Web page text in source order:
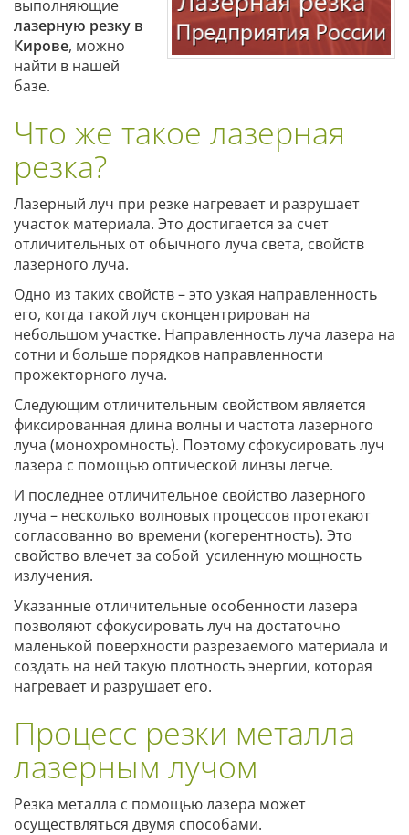
выполняющие
лазерную резку в
Кирове, можно
найти в нашей
базе.
Что же такое лазерная
резка?
Лазерный луч при резке нагревает и разрушает
участок материала. Это достигается за счет
отличительных от обычного луча света, свойств
лазерного луча.
Одно из таких свойств – это узкая направленность
его, когда такой луч сконцентрирован на
небольшом участке. Направленность луча лазера на
сотни и больше порядков направленности
прожекторного луча.
Следующим отличительным свойством является
фиксированная длина волны и частота лазерного
луча (монохромность). Поэтому сфокусировать луч
лазера с помощью оптической линзы легче.
И последнее отличительное свойство лазерного
луча – несколько волновых процессов протекают
согласованно во времени (когерентность). Это
свойство влечет за собой усиленную мощность
излучения.
Указанные отличительные особенности лазера
позволяют сфокусировать луч на достаточно
маленькой поверхности разрезаемого материала и
создать на ней такую плотность энергии, которая
нагревает и разрушает его.
Процесс резки металла
лазерным лучом
Резка металла с помощью лазера может
осуществляться двумя способами.